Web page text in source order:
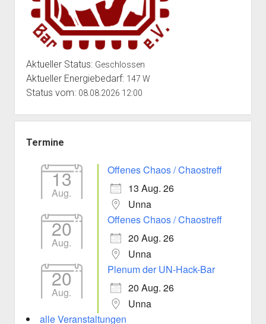
Aktueller Status: Geschlossen
Aktueller Energiebedarf: 147 W
Status vom: 08.08.2026 12:00
Termine
13
Aug.
Offenes Chaos / Chaostreff
13 Aug. 26
Unna
20
Aug.
Offenes Chaos / Chaostreff
20 Aug. 26
Unna
20
Aug.
Plenum der UN-Hack-Bar
20 Aug. 26
Unna
alle Veranstaltungen